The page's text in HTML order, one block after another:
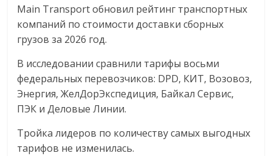
соцсетях.
Нам
важно,
как
знать
как
Сеть
меняет
жизнь
людей
Main Transport обновил рейтинг транспортных
компаний по стоимости доставки сборных
грузов за 2026 год.
В исследовании сравнили тарифы восьми
федеральных перевозчиков: DPD, КИТ, Возовоз,
Энергия, ЖелДорЭкспедиция, Байкал Сервис,
ПЭК и Деловые Линии.
Тройка лидеров по количеству самых выгодных
тарифов не изменилась.